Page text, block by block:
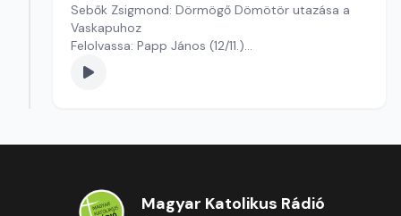
Sebők Zsigmond: Dörmögő Dömötör utazása a
Vaskapuhoz
Felolvassa: Papp János (12/11.)
Szerkesztő: Varga Andrea
Magyar Katolikus Rádió